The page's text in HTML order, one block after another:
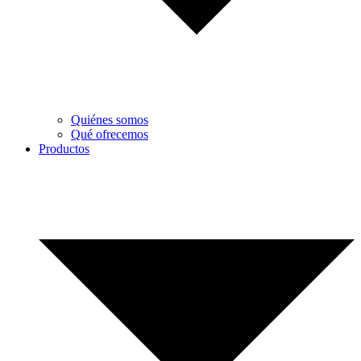
Quiénes somos
Qué ofrecemos
Productos